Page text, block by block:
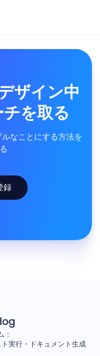
ザイン中
を取る
なことにする方法を
録
：
実行・ドキュメント生成